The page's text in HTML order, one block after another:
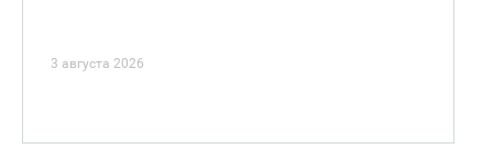
3 августа 2026